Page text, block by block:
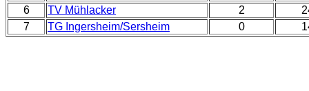
6
TV Mühlacker 2
7
TG Ingersheim/Sersheim 0